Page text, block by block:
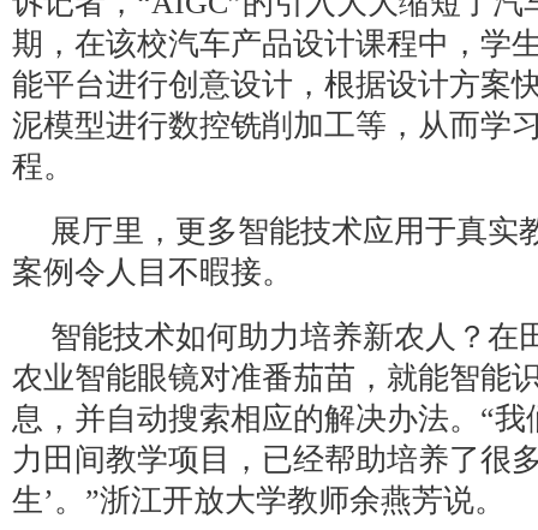
期，在该校汽车产品设计课程中，学
能平台进行创意设计，根据设计方案
泥模型进行数控铣削加工等，从而学
程。
展厅里，更多智能技术应用于真实
案例令人目不暇接。
智能技术如何助力培养新农人？在
农业智能眼镜对准番茄苗，就能智能
息，并自动搜索相应的解决办法。“
力田间教学项目，已经帮助培养了很
生’。”浙江开放大学教师余燕芳说。